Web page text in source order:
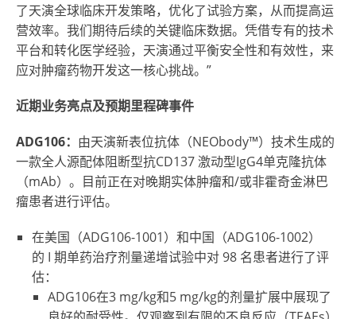
了天演全球临床开发策略，优化了试验方案，从而提高运
营效率。我们期待后续的关键临床数据。凭借专有的技术
平台和转化医学经验，天演通过平衡安全性和有效性，来
应对肿瘤药物开发这一核心挑战。”
近期业务亮点及预期里程碑事件
ADG106： 由天演新表位抗体（NEObody™）技术生成的
一款全人源配体阻断型抗CD137 激动型IgG4单克隆抗体
（mAb）。目前正在对晚期实体肿瘤和/或非霍奇金淋巴
瘤患者进行评估。
在美国（ADG106-1001）和中国（ADG106-1002）
的 I 期单药治疗剂量递增试验中对 98 名患者进行了评
估：
ADG106在3 mg/kg和5 mg/kg的剂量扩展中展现了